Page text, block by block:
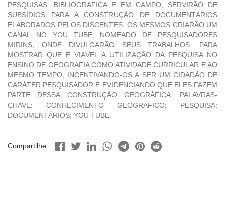
PESQUISAS: BIBLIOGRÁFICA E EM CAMPO; SERVIRÃO DE
SUBSÍDIOS PARA A CONSTRUÇÃO DE DOCUMENTÁRIOS
ELABORADOS PELOS DISCENTES. OS MESMOS CRIARÃO UM
CANAL NO YOU TUBE, NOMEADO DE PESQUISADORES
MIRINS, ONDE DIVULGARÃO SEUS TRABALHOS, PARA
MOSTRAR QUE É VIÁVEL A UTILIZAÇÃO DA PESQUISA NO
ENSINO DE GEOGRAFIA COMO ATIVIDADE CURRICULAR E AO
MESMO TEMPO, INCENTIVANDO-OS A SER UM CIDADÃO DE
CARÁTER PESQUISADOR E EVIDENCIANDO QUE ELES FAZEM
PARTE DESSA CONSTRUÇÃO GEOGRÁFICA. PALAVRAS-
CHAVE: CONHECIMENTO GEOGRÁFICO; PESQUISA;
DOCUMENTÁRIOS; YOU TUBE.
Compartilhe: